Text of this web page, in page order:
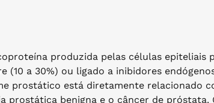
produzida pelas células epiteliais
a 30%) ou ligado a inibidores
prostático está diretamente relacionado
prostática benigna e o câncer de